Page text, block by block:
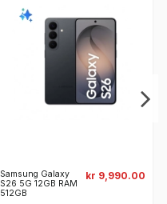
Samsung Galaxy
S26 5G 12GB RAM
512GB
kr 9,990.00